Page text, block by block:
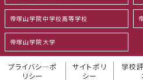
帝塚山学院中学校高等学校
帝塚山学院大学
プライバシ―ポ
リシー
サイトポリ
シー
学校